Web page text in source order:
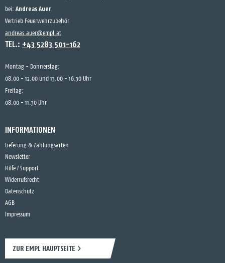
bei: Andreas Auer
Vertrieb Feuerwehrzubehör
andreas.auer@empl.at
TEL.: +43 5283 501-162
Montag - Donnerstag:
08.00 - 12.00 und 13.00 - 16.30 Uhr
Freitag:
08.00 - 11.30 Uhr
INFORMATIONEN
Lieferung & Zahlungsarten
Newsletter
Hilfe / Support
Widerrufsrecht
Datenschutz
AGB
Impressum
ZUR EMPL HAUPTSEITE